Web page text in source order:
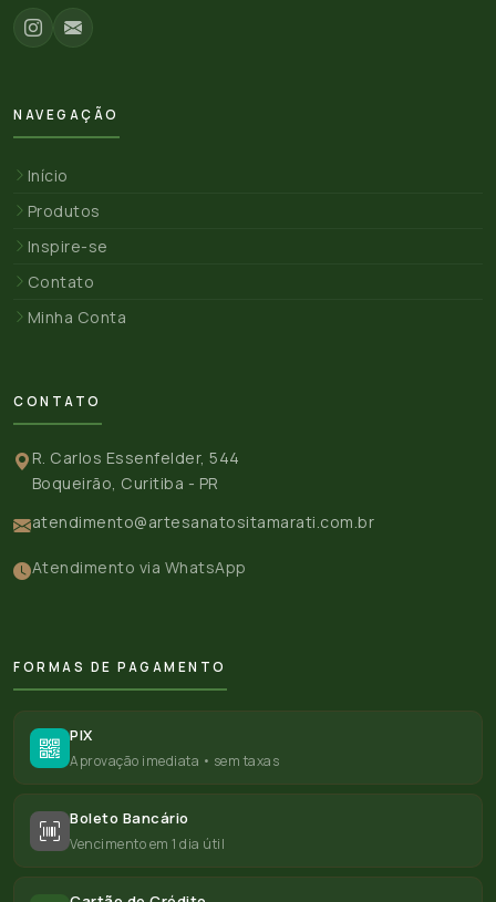
NAVEGAÇÃO
Início
Produtos
Inspire-se
Contato
Minha Conta
CONTATO
R. Carlos Essenfelder, 544
Boqueirão, Curitiba - PR
atendimento@artesanatositamarati.com.br
Atendimento via WhatsApp
FORMAS DE PAGAMENTO
PIX
Aprovação imediata • sem taxas
Boleto Bancário
Vencimento em 1 dia útil